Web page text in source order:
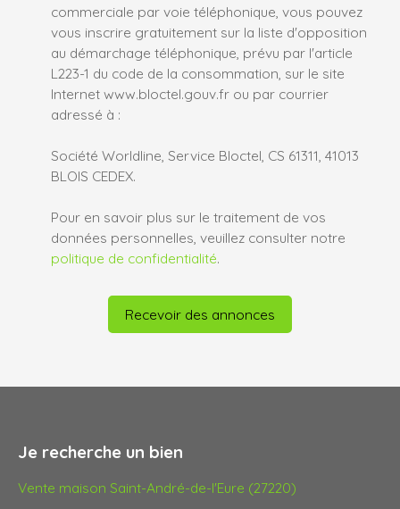
commerciale par voie téléphonique, vous pouvez
vous inscrire gratuitement sur la liste d'opposition
au démarchage téléphonique, prévu par l'article
L223-1 du code de la consommation, sur le site
Internet www.bloctel.gouv.fr ou par courrier
adressé à :
Société Worldline, Service Bloctel, CS 61311, 41013
BLOIS CEDEX.
Pour en savoir plus sur le traitement de vos
données personnelles, veuillez consulter notre
politique de confidentialité.
Recevoir des annonces
Je recherche un bien
Vente maison Saint-André-de-l'Eure (27220)